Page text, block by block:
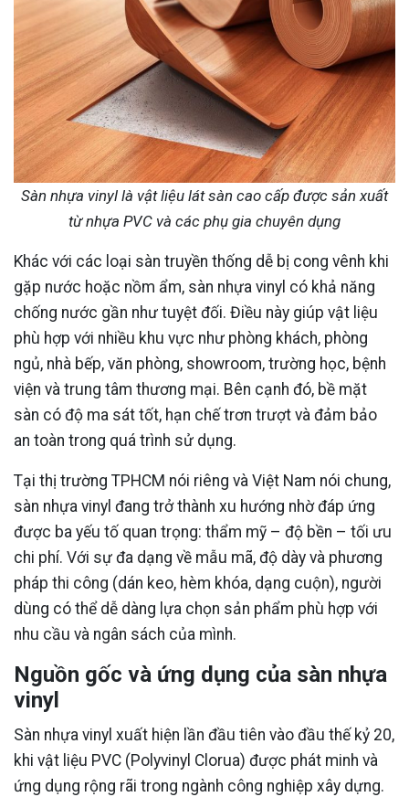
Sàn nhựa vinyl là vật liệu lát sàn cao cấp được sản xuất
từ nhựa PVC và các phụ gia chuyên dụng
Khác với các loại sàn truyền thống dễ bị cong vênh khi
gặp nước hoặc nồm ẩm, sàn nhựa vinyl có khả năng
chống nước gần như tuyệt đối. Điều này giúp vật liệu
phù hợp với nhiều khu vực như phòng khách, phòng
ngủ, nhà bếp, văn phòng, showroom, trường học, bệnh
viện và trung tâm thương mại. Bên cạnh đó, bề mặt
sàn có độ ma sát tốt, hạn chế trơn trượt và đảm bảo
an toàn trong quá trình sử dụng.
Tại thị trường TPHCM nói riêng và Việt Nam nói chung,
sàn nhựa vinyl đang trở thành xu hướng nhờ đáp ứng
được ba yếu tố quan trọng: thẩm mỹ – độ bền – tối ưu
chi phí. Với sự đa dạng về mẫu mã, độ dày và phương
pháp thi công (dán keo, hèm khóa, dạng cuộn), người
dùng có thể dễ dàng lựa chọn sản phẩm phù hợp với
nhu cầu và ngân sách của mình.
Nguồn gốc và ứng dụng của sàn nhựa
vinyl
Sàn nhựa vinyl xuất hiện lần đầu tiên vào đầu thế kỷ 20,
khi vật liệu PVC (Polyvinyl Clorua) được phát minh và
ứng dụng rộng rãi trong ngành công nghiệp xây dựng.